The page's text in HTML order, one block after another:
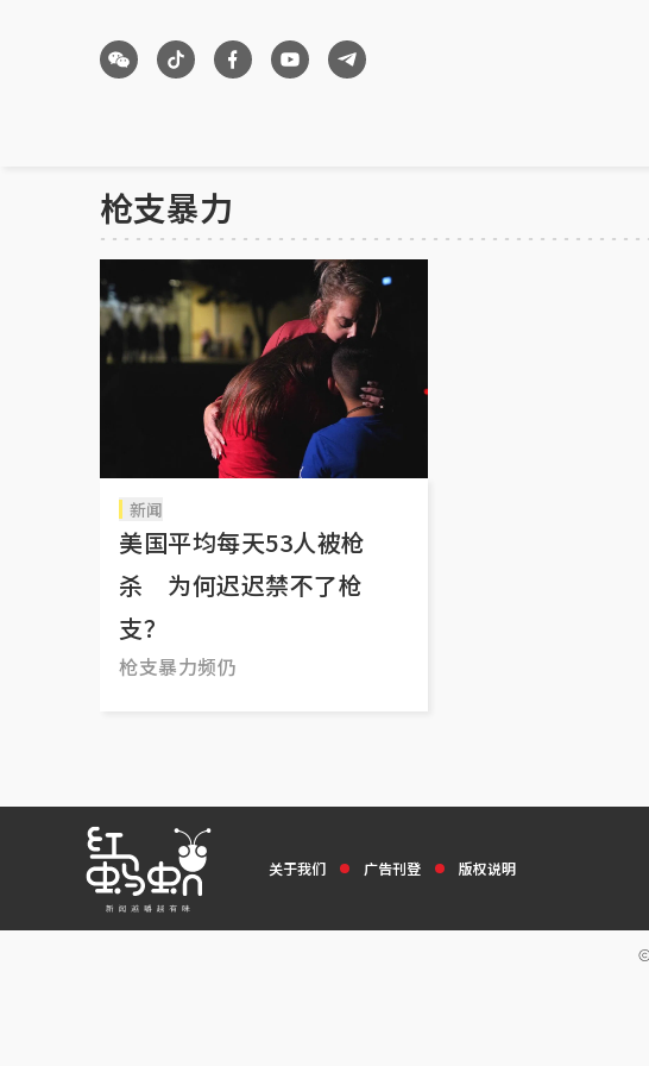
枪支暴力
新闻
美国平均每天53人被枪
杀 为何迟迟禁不了枪
支？
枪支暴力频仍
关于我们 广告刊登 版权说明